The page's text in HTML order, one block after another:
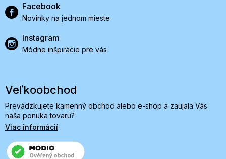
Facebook
Novinky na jednom mieste
Instagram
Módne inšpirácie pre vás
Veľkoobchod
Prevádzkujete kamenný obchod alebo e-shop a zaujala Vás
naša ponuka tovaru?
Viac informácií